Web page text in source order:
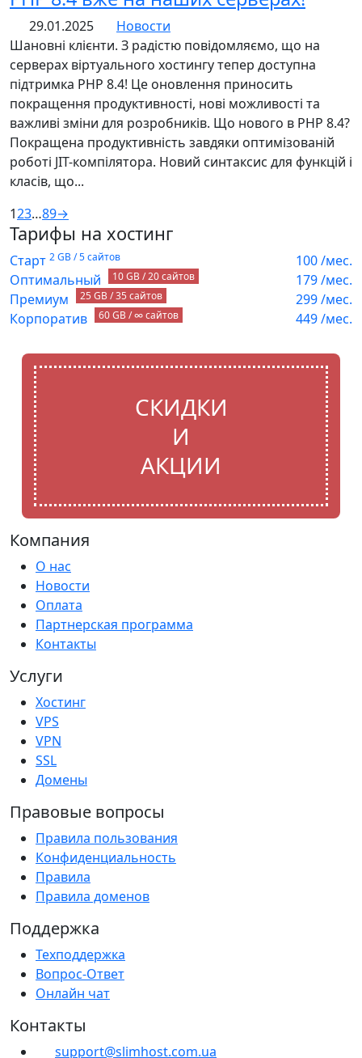
29.01.2025
Новости
Шановні клієнти. З радістю повідомляємо, що на
серверах віртуального хостингу тепер доступна
підтримка PHP 8.4! Це оновлення приносить
покращення продуктивності, нові можливості та
важливі зміни для розробників. Що нового в PHP 8.4?
Покращена продуктивність завдяки оптимізованій
роботі JIT-компілятора. Новий синтаксис для функцій і
класів, що...
123…89→
Тарифы на хостинг
Старт 2 GB / 5 сайтов 100/мес.
Оптимальный
10 GB / 20 сайтов 179/мес.
Премиум
25 GB / 35 сайтов 299/мес.
Корпоратив
60 GB / ∞ сайтов 449/мес.
СКИДКИ
И
АКЦИИ
Компания
О нас
Новости
Оплата
Партнерская программа
Контакты
Услуги
Хостинг
VPS
VPN
SSL
Домены
Правовые вопросы
Правила пользования
Конфиденциальность
Правила
Правила доменов
Поддержка
Техподдержка
Вопрос-Ответ
Онлайн чат
Контакты
support@slimhost.com.ua